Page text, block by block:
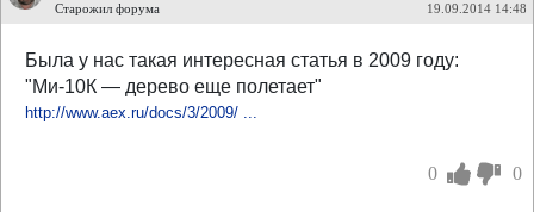
Старожил форума 19.09.2014 14:48
Была у нас такая интересная статья в 2009 году:
"Ми-10К — дерево еще полетает"
http://www.aex.ru/docs/3/2009/ ...
0 0